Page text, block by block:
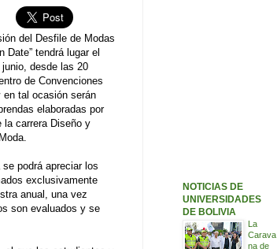
del Desfile de Modas
Date” tendrá lugar el
desde las 20
de Convenciones
en tal ocasión serán
elaboradas por
la carrera Diseño y
se podrá apreciar los
exclusivamente
anual, una vez
son evaluados y se
NOTICIAS DE
UNIVERSIDADES
DE BOLIVIA
La
Carava
na de